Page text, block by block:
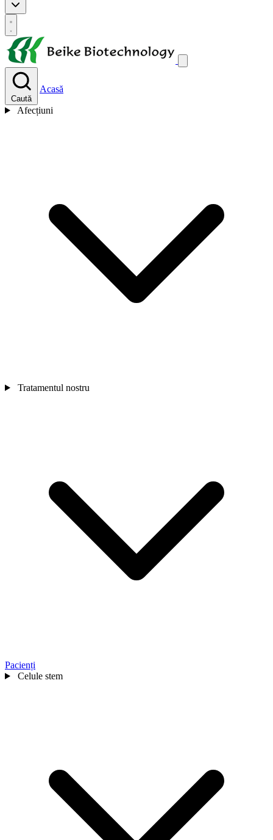
Caută
Acasă
Afecțiuni
Tratamentul nostru
Pacienți
Celule stem